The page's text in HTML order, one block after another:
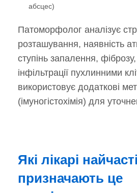
абсцес)
Патоморфолог аналізує
розташування, наявність
ступінь запалення,
інфільтрації пухлинними
використовує додаткові
(імуногістохімія) для
Які лікарі
призначають це